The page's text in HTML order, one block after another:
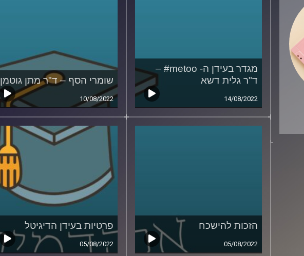
מגדר בעידן ה- metoo# –
ד"ר גלית דשא
14/08/2022
שומרי הסף – ד"ר מתן גוטמן
10/08/2022
הזכות להישכח
05/08/2022
פרטיות בעידן הדיגיטל
05/08/2022